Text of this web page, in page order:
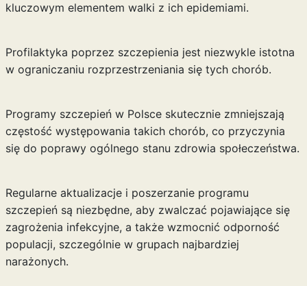
kluczowym elementem walki z ich epidemiami.
Profilaktyka poprzez szczepienia jest niezwykle istotna
w ograniczaniu rozprzestrzeniania się tych chorób.
Programy szczepień w Polsce skutecznie zmniejszają
częstość występowania takich chorób, co przyczynia
się do poprawy ogólnego stanu zdrowia społeczeństwa.
Regularne aktualizacje i poszerzanie programu
szczepień są niezbędne, aby zwalczać pojawiające się
zagrożenia infekcyjne, a także wzmocnić odporność
populacji, szczególnie w grupach najbardziej
narażonych.